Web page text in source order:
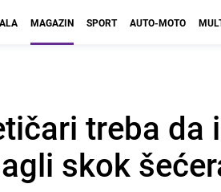
MAGAZIN SPORT AUTO-MOTO
treba da
skok